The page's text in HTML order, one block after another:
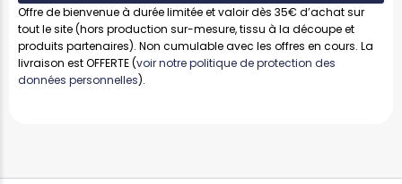
Offre de bienvenue à durée limitée et valoir dès 35€ d’achat sur
tout le site (hors production sur-mesure, tissu à la découpe et
produits partenaires). Non cumulable avec les offres en cours. La
livraison est OFFERTE (voir notre politique de protection des
données personnelles).